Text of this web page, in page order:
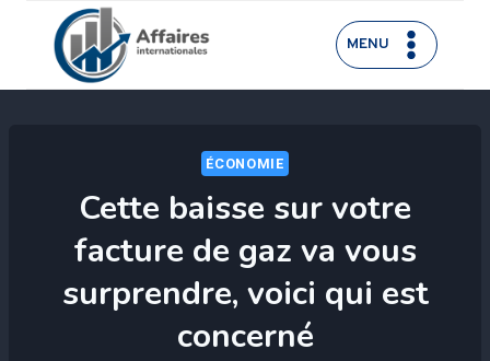
contenu
MENU
ÉCONOMIE
Cette baisse sur votre
facture de gaz va vous
surprendre, voici qui est
concerné